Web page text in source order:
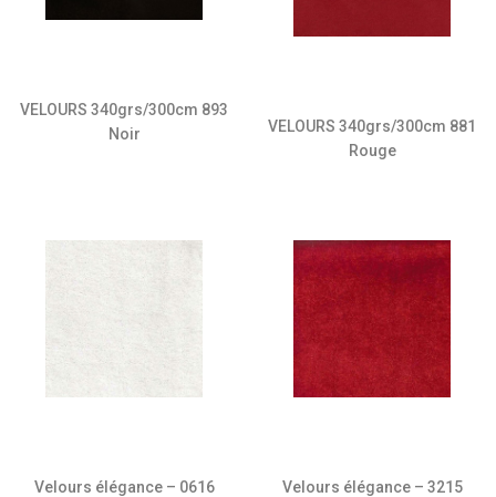
VELOURS 340grs/300cm 893
Noir
VELOURS 340grs/300cm 881
Rouge
Velours élégance – 0616
Velours élégance – 3215